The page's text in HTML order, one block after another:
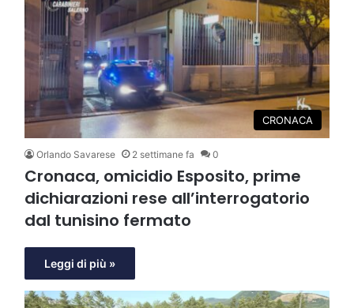
CRONACA
Orlando Savarese 2 settimane fa 0
Cronaca, omicidio Esposito, prime
dichiarazioni rese all’interrogatorio
dal tunisino fermato
Leggi di più »